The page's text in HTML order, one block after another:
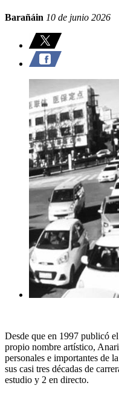
Barañáin 10 de junio 2026
Desde que en 1997 publicó
propio nombre artístico,
personales e importantes de
sus casi tres décadas de
estudio y 2 en directo.